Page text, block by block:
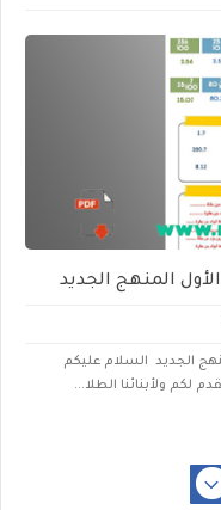
المنهج الجديد
الجديد السلام عليكم
لكم ولأبنائنا الطلا...